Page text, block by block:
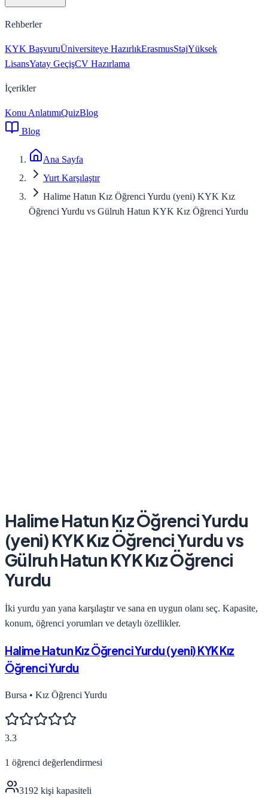
Rehberler
KYK BaşvuruÜniversiteye HazırlıkErasmusStajYüksek
LisansYatay GeçişCV Hazırlama
İçerikler
Konu AnlatımıQuizBlog
Blog
Ana Sayfa
Yurt Karşılaştır
Halime Hatun Kız Öğrenci Yurdu (yeni) KYK Kız
Öğrenci Yurdu vs Gülruh Hatun KYK Kız Öğrenci Yurdu
Halime Hatun Kız Öğrenci Yurdu
(yeni) KYK Kız Öğrenci Yurduvs
Gülruh Hatun KYK Kız Öğrenci
Yurdu
İki yurdu yan yana karşılaştır ve sana en uygun olanı seç. Kapasite,
konum, öğrenci yorumları ve detaylı özellikler.
Halime Hatun Kız Öğrenci Yurdu (yeni) KYK Kız
Öğrenci Yurdu
Bursa • Kız Öğrenci Yurdu
3.3
1 öğrenci değerlendirmesi
3192 kişi kapasiteli